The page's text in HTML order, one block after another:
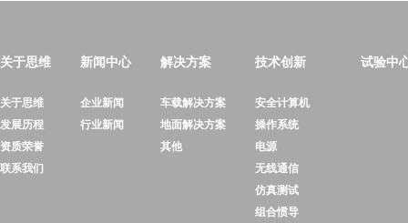
关于思维
关于思维
发展历程
资质荣誉
联系我们
新闻中心
企业新闻
行业新闻
解决方案
车载解决方案
地面解决方案
其他
技术创新
安全计算机
操作系统
电源
无线通信
仿真测试
组合惯导
试验中